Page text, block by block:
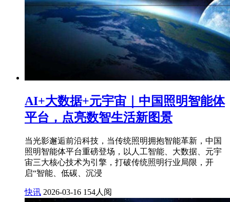
AI+大数据+元宇宙｜中国照明智能体
平台，点亮数智生活新图景
当光影邂逅前沿科技，当传统照明拥抱智能革新，中国
照明智能体平台重磅登场，以人工智能、大数据、元宇
宙三大核心技术为引擎，打破传统照明行业局限，开
启“智能、低碳、沉浸
快讯 2026-03-16 154人阅